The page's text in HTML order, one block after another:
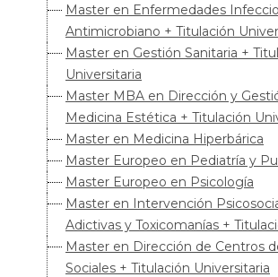
Master en Enfermedades
Antimicrobiano + Titulación
Master en Gestión Sanitaria +
Universitaria
Master MBA en Dirección y
Medicina Estética + Titulación
Master en Medicina Hiperbárica
Master Europeo en Pediatría y
Master Europeo en Psicología
Master en Intervención
Adictivas y Toxicomanías +
Master en Dirección de Centros
Sociales + Titulación Universitaria